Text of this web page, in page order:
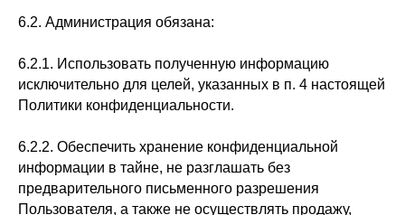
6.2. Администрация обязана:
6.2.1. Использовать полученную информацию
исключительно для целей, указанных в п. 4 настоящей
Политики конфиденциальности.
6.2.2. Обеспечить хранение конфиденциальной
информации в тайне, не разглашать без
предварительного письменного разрешения
Пользователя, а также не осуществлять продажу,